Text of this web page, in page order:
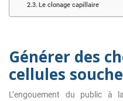
Le clonage capillaire
Générer des
cellules
L’engouement du public à